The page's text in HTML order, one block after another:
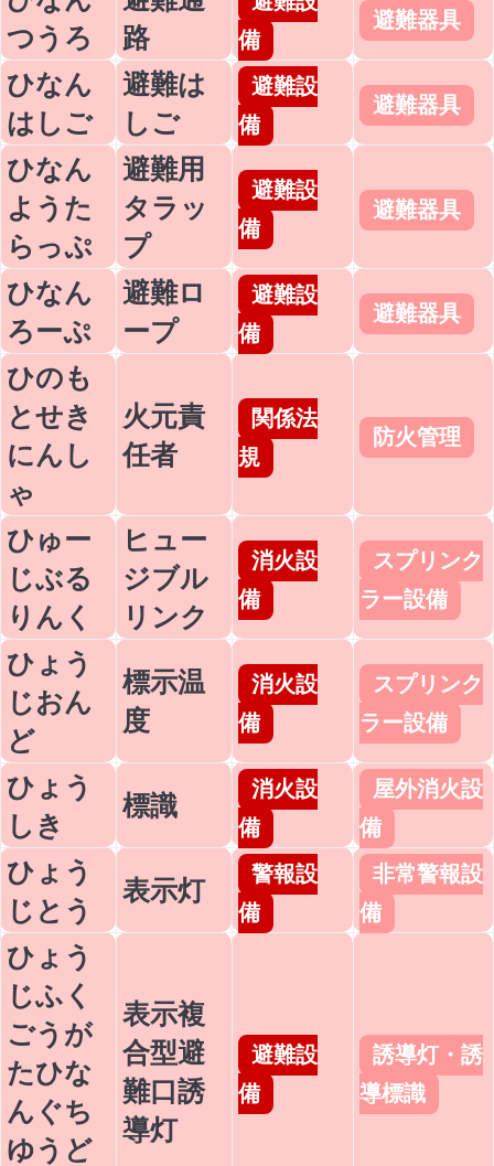
つうろ
路
備
避難器具
ひなん
はしご
避難は
しご
避難設
備
避難器具
ひなん
ようた
らっぷ
避難用
タラッ
プ
避難設
備
避難器具
ひなん
ろーぷ
避難ロ
ープ
避難設
備
避難器具
ひのも
とせき
にんし
ゃ
火元責
任者
関係法
規
防火管理
ひゅー
じぶる
りんく
ヒュー
ジブル
リンク
消火設
備
スプリンク
ラー設備
ひょう
じおん
ど
標示温
度
消火設
備
スプリンク
ラー設備
ひょう
しき
標識
消火設
備
屋外消火設
備
ひょう
じとう
表示灯
警報設
備
非常警報設
備
ひょう
じふく
ごうが
たひな
んぐち
ゆうど
表示複
合型避
難口誘
導灯
避難設
備
誘導灯・誘
導標識